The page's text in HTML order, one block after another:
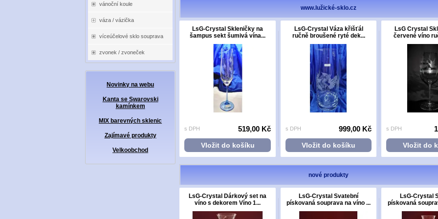
vánoční koule
váza / vázička
víceúčelové sklo souprava
zvonek / zvoneček
Novinky na webu
Kanta se Swarovski
kamínkem
MIX barevných sklenic
Zajímavé produkty
Velkoobchod
www.lužické-sklo.cz
LsG-Crystal Skleničky na
šampus sekt šumivá vína...
s DPH 519,00 Kč
Vložit do košíku
LsG-Crystal Váza křišťál
ručně broušené ryté dek...
s DPH 999,00 Kč
Vložit do košíku
LsG Crystal
červené víno
s DPH
Vložit do
nové produkty
LsG-Crystal Dárkový set na
víno s dekorem Víno 1...
LsG-Crystal Svatební
pískovaná souprava na víno ...
LsG-Crystal
pískovaná